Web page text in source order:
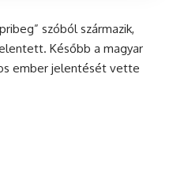
szóból származik,
Később a magyar
ember jelentését vette